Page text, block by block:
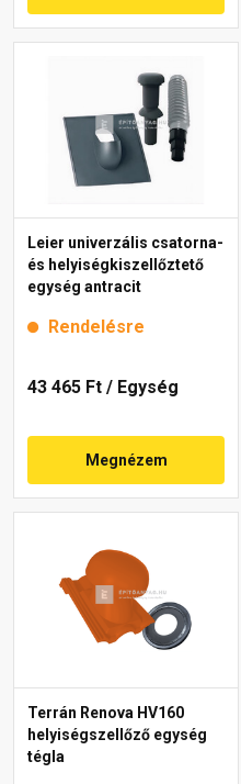
Leier univerzális csatorna-
és helyiségkiszellőztető
egység antracit
Rendelésre
43 465 Ft / Egység
Megnézem
Terrán Renova HV160
helyiségszellőző egység
tégla